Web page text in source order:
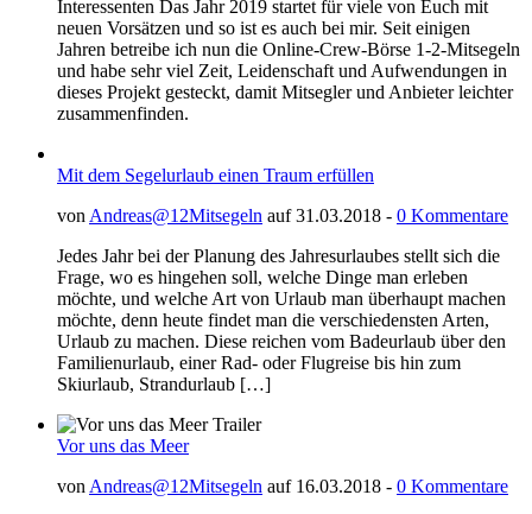
Interessenten Das Jahr 2019 startet für viele von Euch mit
neuen Vorsätzen und so ist es auch bei mir. Seit einigen
Jahren betreibe ich nun die Online-Crew-Börse 1-2-Mitsegeln
und habe sehr viel Zeit, Leidenschaft und Aufwendungen in
dieses Projekt gesteckt, damit Mitsegler und Anbieter leichter
zusammenfinden.
Mit dem Segelurlaub einen Traum erfüllen
von Andreas@12Mitsegeln auf 31.03.2018 - 0 Kommentare
Jedes Jahr bei der Planung des Jahresurlaubes stellt sich die
Frage, wo es hingehen soll, welche Dinge man erleben
möchte, und welche Art von Urlaub man überhaupt machen
möchte, denn heute findet man die verschiedensten Arten,
Urlaub zu machen. Diese reichen vom Badeurlaub über den
Familienurlaub, einer Rad- oder Flugreise bis hin zum
Skiurlaub, Strandurlaub […]
Vor uns das Meer
von Andreas@12Mitsegeln auf 16.03.2018 - 0 Kommentare